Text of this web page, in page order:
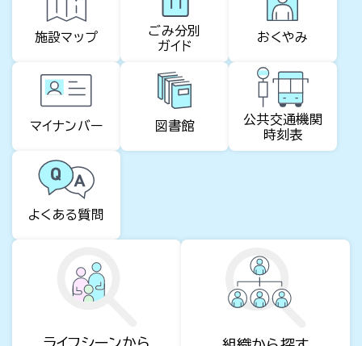
施設マップ
ごみ分別
ガイド
おくやみ
マイナンバー 図書館
公共交通機関
時刻表
よくある質問
ライフシーンから